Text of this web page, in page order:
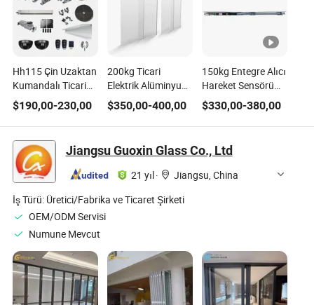
Hh115 Çin Uzaktan
Kumandalı Ticari
Giriş Alüminyum
Sensörlü Kayar
Cam Kapı Otomatik
Kapı Japon
Tasarımı ile
$190,00-230,00
200kg Ticari
Elektrik Alüminyum
Çerçevesiz 24V
Motor Hareket
Sensörlü Kapı
İç Mekan Otomatik
Cam Kayar Kapı
$350,00-400,00
150kg Entegre Alıcı
Hareket Sensörü
Otomatik
Alüminyum Kayar
Kapı Xc90
$330,00-380,00
Jiangsu Guoxin Glass Co., Ltd
21 yıl·
Jiangsu, China
İş Türü: Üretici/Fabrika ve Ticaret Şirketi
OEM/ODM Servisi
Numune Mevcut